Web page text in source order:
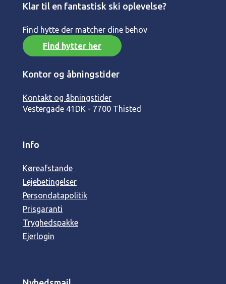
Klar til en fantastisk ski oplevelse?
Find hytte der matcher dine behov
Find hytter her
Kontor og åbningstider
Kontakt og åbningstider
Vestergade 41 DK - 7700 Thisted
Info
Køreafstande
Lejebetingelser
Persondatapolitik
Prisgaranti
Tryghedspakke
Ejerlogin